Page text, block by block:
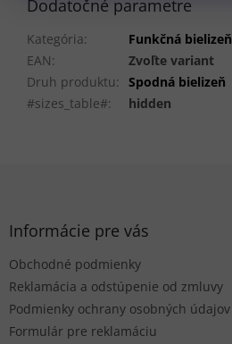
Dodatočné parametre
Kategória:
Funkčná bielizeň
EAN:
Zvoľte variant
Druh produktu: Spodná bielizeň
#sizes_table#: hidden
Informácie pre vás
Obchodné podmienky
Reklamácia a odstúpenie od zmluvy
Podmienky ochrany osobných údajov
Formulár pre reklamáciu